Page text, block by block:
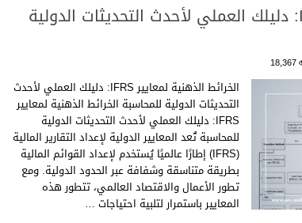
الخرائط الذهنية لمعايير IFRS: دليلك العملي لأحدث التحديثات الدولية
18,367
الخرائط الذهنية لمعايير IFRS: دليلك العملي لأحدث
التحديثات الدولية للمحاسبة الخرائط الذهنية لمعايير
IFRS: دليلك العملي لأحدث التحديثات الدولية
للمحاسبة تُعد المعايير الدولية لإعداد التقارير المالية
(IFRS) إطارًا عالميًا يُستخدم لإعداد القوائم المالية
بطريقة متناسقة وشفافة عبر الحدود الدولية. ومع
تطور الأعمال والاقتصاد العالمي، تتطور هذه
المعايير باستمرار لتلبية احتياجات …